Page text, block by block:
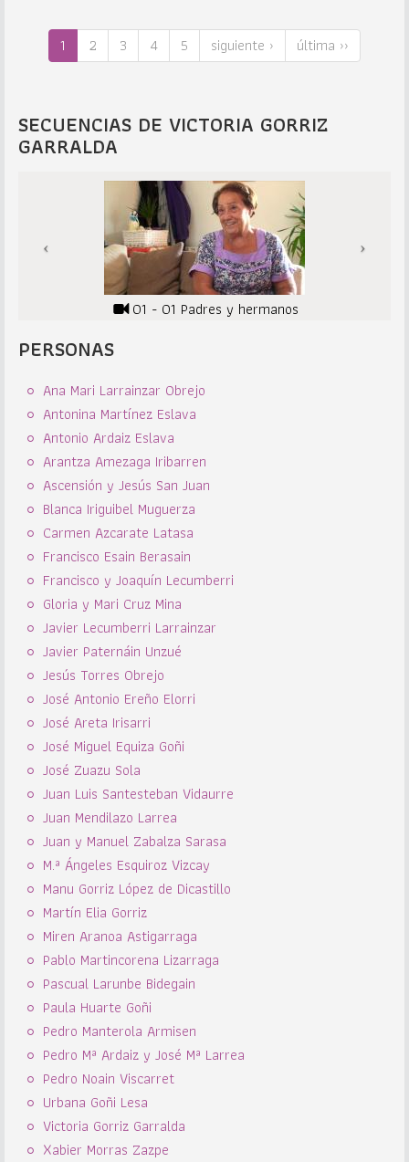
1 2 3 4 5 siguiente › última ››
SECUENCIAS DE VICTORIA GORRIZ
GARRALDA
01 - 01 Padres y hermanos
PERSONAS
Ana Mari Larrainzar Obrejo
Antonina Martínez Eslava
Antonio Ardaiz Eslava
Arantza Amezaga Iribarren
Ascensión y Jesús San Juan
Blanca Iriguibel Muguerza
Carmen Azcarate Latasa
Francisco Esain Berasain
Francisco y Joaquín Lecumberri
Gloria y Mari Cruz Mina
Javier Lecumberri Larrainzar
Javier Paternáin Unzué
Jesús Torres Obrejo
José Antonio Ereño Elorri
José Areta Irisarri
José Miguel Equiza Goñi
José Zuazu Sola
Juan Luis Santesteban Vidaurre
Juan Mendilazo Larrea
Juan y Manuel Zabalza Sarasa
M.ª Ángeles Esquiroz Vizcay
Manu Gorriz López de Dicastillo
Martín Elia Gorriz
Miren Aranoa Astigarraga
Pablo Martincorena Lizarraga
Pascual Larunbe Bidegain
Paula Huarte Goñi
Pedro Manterola Armisen
Pedro Mª Ardaiz y José Mª Larrea
Pedro Noain Viscarret
Urbana Goñi Lesa
Victoria Gorriz Garralda
Xabier Morras Zazpe